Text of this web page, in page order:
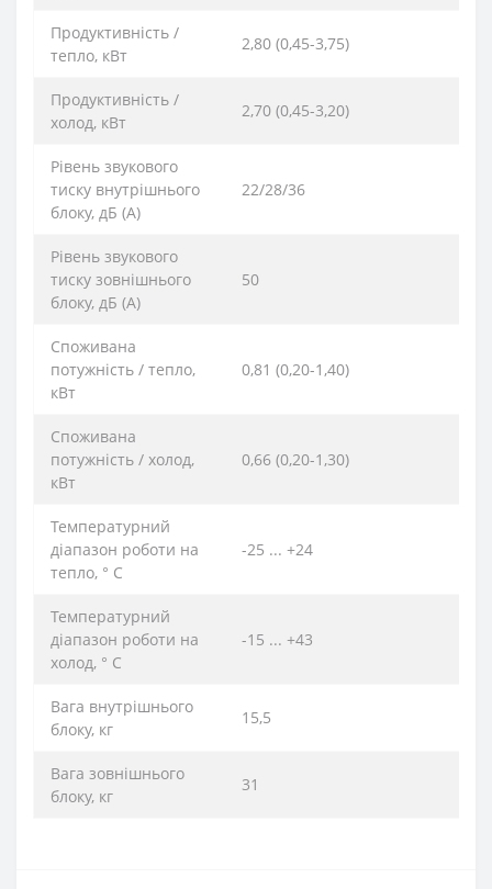
Продуктивність /
тепло, кВт
2,80 (0,45-3,75)
Продуктивність /
холод, кВт
2,70 (0,45-3,20)
Рівень звукового
тиску внутрішнього
блоку, дБ (А)
22/28/36
Рівень звукового
тиску зовнішнього
блоку, дБ (А)
50
Споживана
потужність / тепло,
кВт
0,81 (0,20-1,40)
Споживана
потужність / холод,
кВт
0,66 (0,20-1,30)
Температурний
діапазон роботи на
тепло, ° C
-25 ... +24
Температурний
діапазон роботи на
холод, ° C
-15 ... +43
Вага внутрішнього
блоку, кг
15,5
Вага зовнішнього
блоку, кг
31